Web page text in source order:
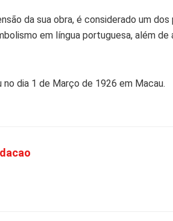
da sua obra, é considerado um
em língua portuguesa, além
no dia 1 de Março de 1926 em Macau.